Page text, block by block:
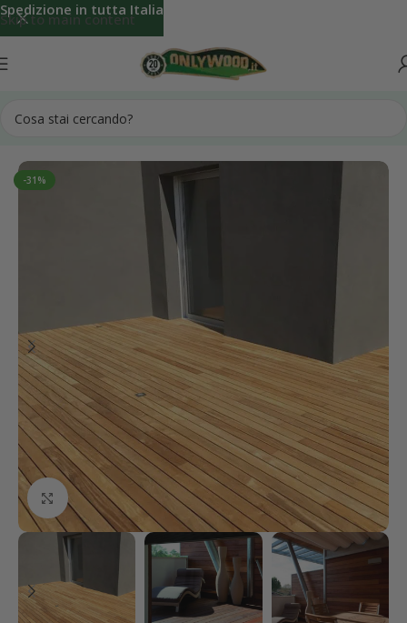
Skip to main content
-31%
Click to enlarge
Spedizione in tutta Italia